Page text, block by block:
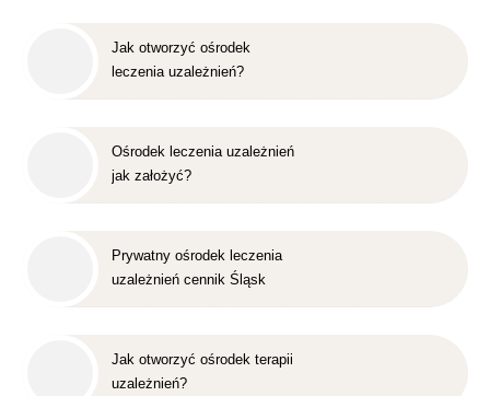
Jak otworzyć ośrodek
leczenia uzależnień?
Ośrodek leczenia uzależnień
jak założyć?
Prywatny ośrodek leczenia
uzależnień cennik Śląsk
Jak otworzyć ośrodek terapii
uzależnień?